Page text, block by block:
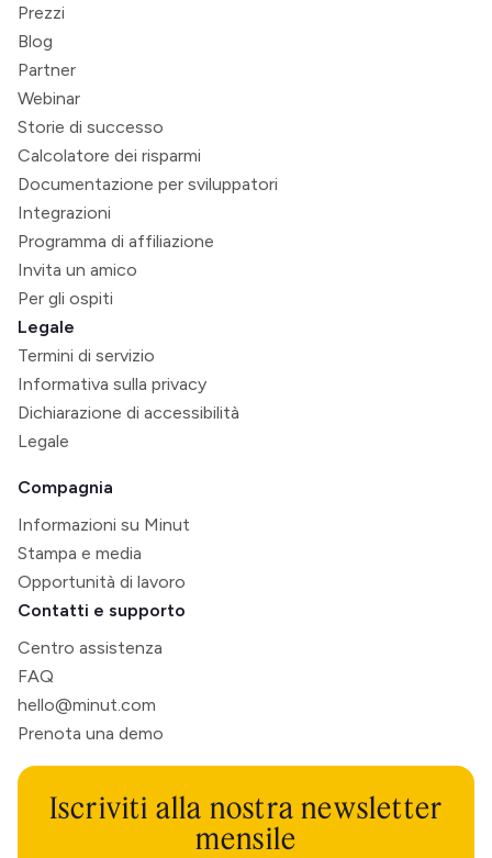
Prezzi
Blog
Partner
Webinar
Storie di successo
Calcolatore dei risparmi
Documentazione per sviluppatori
Integrazioni
Programma di affiliazione
Invita un amico
Per gli ospiti
Legale
Termini di servizio
Informativa sulla privacy
Dichiarazione di accessibilità
Legale
Compagnia
Informazioni su Minut
Stampa e media
Opportunità di lavoro
Contatti e supporto
Centro assistenza
FAQ
hello@minut.com
Prenota una demo
Iscriviti alla nostra newsletter
mensile